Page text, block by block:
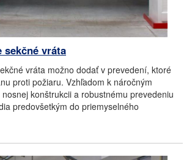
sekčné vráta
vráta možno dodať v prevedení, ktoré
proti požiaru. Vzhľadom k náročným
konštrukcii a robustnému prevedeniu
predovšetkým do priemyselného